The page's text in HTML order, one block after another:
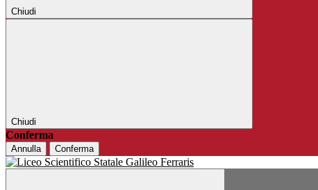
Chiudi
Chiudi
Conferma
Annulla Conferma